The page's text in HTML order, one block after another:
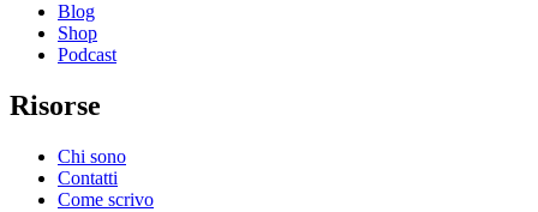
Blog
Shop
Podcast
Risorse
Chi sono
Contatti
Come scrivo